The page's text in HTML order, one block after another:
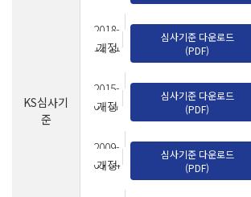
KS심사기
준
2018-
12-11
개정
심사기준 다운로드
(PDF)
2015-
07-07
개정
심사기준 다운로드
(PDF)
2009-
05-04
개정
심사기준 다운로드
(PDF)